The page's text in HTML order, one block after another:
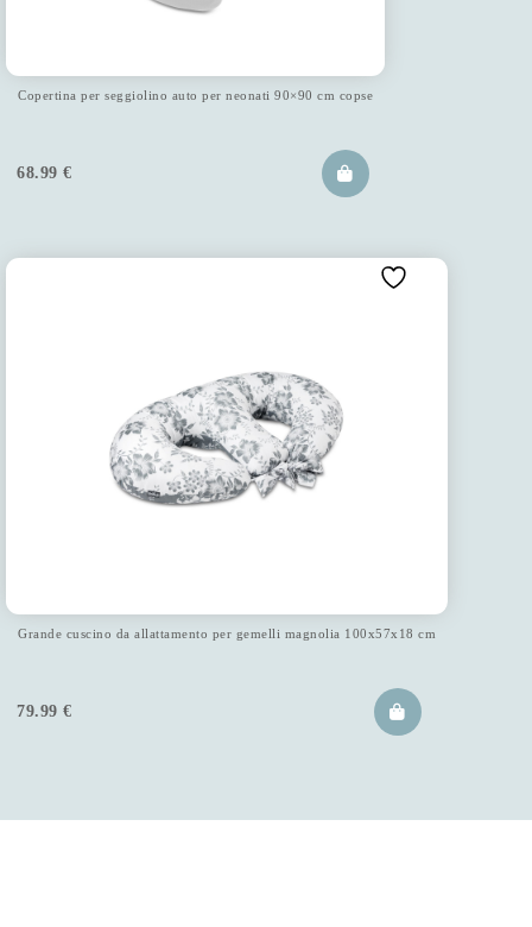
Copertina per seggiolino auto per neonati 90×90 cm copse
68.99 €
Grande cuscino da allattamento per gemelli magnolia 100x57x18 cm
79.99 €